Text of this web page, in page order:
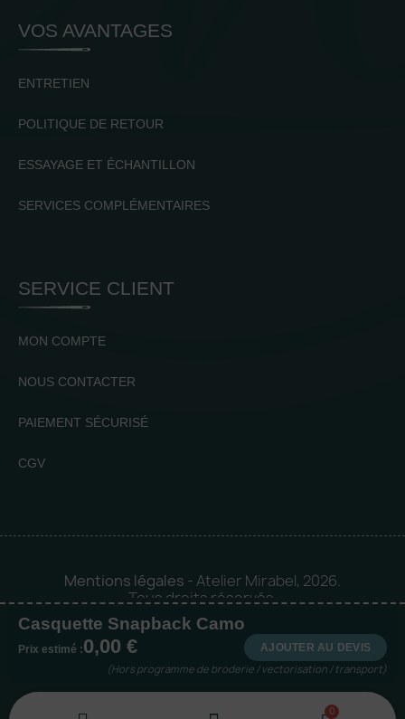
Casquette Snapback Camo
Prix estimé :0,00 € AJOUTER AU DEVIS
(Hors programme de broderie / vectorisation / transport)
VOS AVANTAGES
ENTRETIEN
POLITIQUE DE RETOUR
ESSAYAGE ET ÉCHANTILLON
SERVICES COMPLÉMENTAIRES
SERVICE CLIENT
MON COMPTE
NOUS CONTACTER
PAIEMENT SÉCURISÉ
CGV
Mentions légales - Atelier Mirabel, 2026.
Tous droits réservés.
Mise en orbite 🪐 byLogia |
Agence web et communication